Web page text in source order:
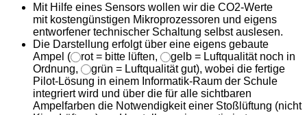
Mit Hilfe eines Sensors wollen wir die CO2-Werte
mit kostengünstigen Mikroprozessoren und eigens
entworfener technischer Schaltung selbst auslesen.
Die Darstellung erfolgt über eine eigens gebaute
Ampel (
rot = bitte lüften,
gelb = Luftqualität noch in
Ordnung,
grün = Luftqualität gut), wobei die fertige
Pilot-Lösung in einem Informatik-Raum der Schule
integriert wird und über die für alle sichtbaren
Ampelfarben die Notwendigkeit einer Stoßlüftung (nicht